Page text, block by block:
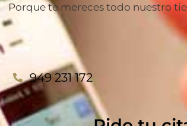
Porque te mereces todo nuestro
949 231 172